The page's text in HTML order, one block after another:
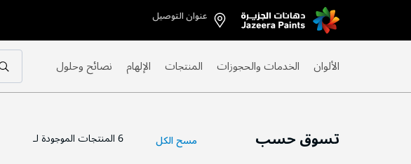
Skip
to
عنوان التوصيل
بحث
الألوان الخدمات والحجوزات المنتجات الإلهام نصائح وحلول
6المنتجات الموجودة لـ تسوق حسب مسح الكل